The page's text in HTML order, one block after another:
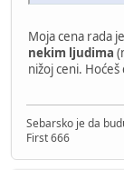
Moja cena rada
nekim ljudima
nižoj ceni.
Sebarsko je da
First 666